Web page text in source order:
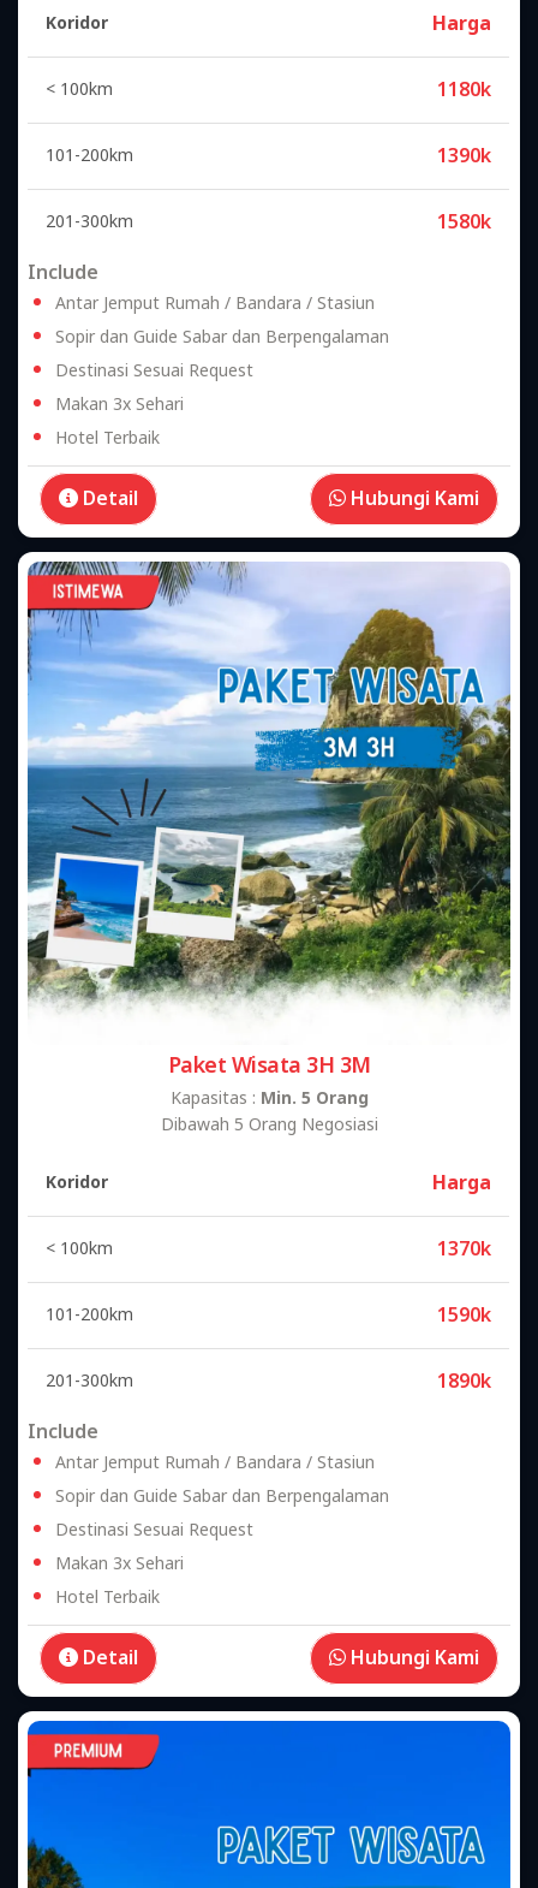
Koridor Harga
< 100km 1180k
101-200km 1390k
201-300km
1580k
Include
Antar Jemput Rumah / Bandara / Stasiun
Sopir dan Guide Sabar dan Berpengalaman
Destinasi Sesuai Request
Makan 3x Sehari
Hotel Terbaik
Detail Hubungi Kami
Paket Wisata 3H 3M
Kapasitas : Min. 5 Orang
Dibawah 5 Orang Negosiasi
Koridor
Harga
< 100km 1370k
101-200km 1590k
201-300km
1890k
Include
Antar Jemput Rumah / Bandara / Stasiun
Sopir dan Guide Sabar dan Berpengalaman
Destinasi Sesuai Request
Makan 3x Sehari
Hotel Terbaik
Detail Hubungi Kami